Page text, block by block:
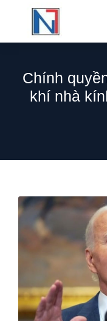
Chính
khí nhà